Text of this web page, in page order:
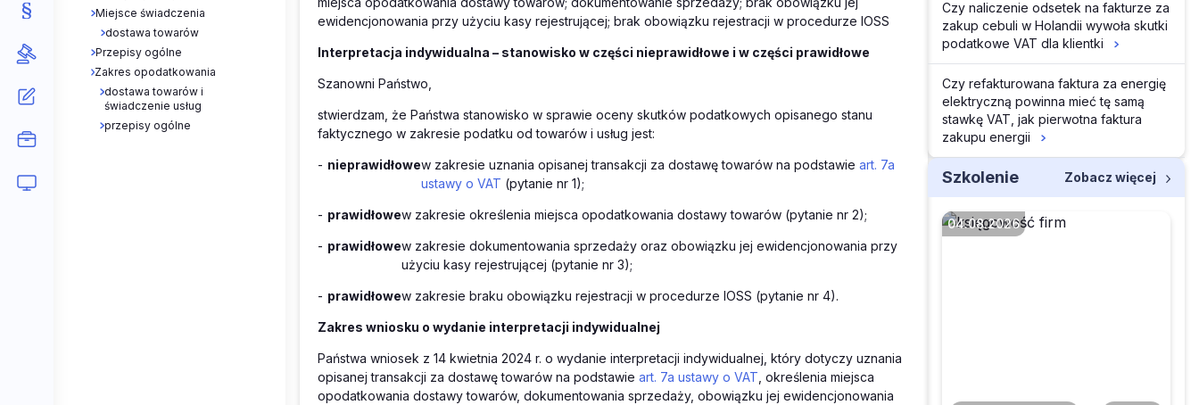
Miejsce świadczenia
dostawa towarów
Przepisy ogólne
Zakres opodatkowania
dostawa towarów i
świadczenie usług
przepisy ogólne
ewidencjonowania przy użyciu kasy rejestrującej; brak obowiązku rejestracji w procedurze IOSS
Interpretacja indywidualna – stanowisko w części nieprawidłowe i w części prawidłowe
Szanowni Państwo,
stwierdzam, że Państwa stanowisko w sprawie oceny skutków podatkowych opisanego stanu
faktycznego w zakresie podatku od towarów i usług jest:
- nieprawidłowew zakresie uznania opisanej transakcji za dostawę towarów na podstawie art. 7a
ustawy o VAT (pytanie nr 1);
- prawidłowew zakresie określenia miejsca opodatkowania dostawy towarów (pytanie nr 2);
- prawidłowew zakresie dokumentowania sprzedaży oraz obowiązku jej ewidencjonowania przy
użyciu kasy rejestrującej (pytanie nr 3);
- prawidłowew zakresie braku obowiązku rejestracji w procedurze IOSS (pytanie nr 4).
Zakres wniosku o wydanie interpretacji indywidualnej
Państwa wniosek z 14 kwietnia 2024 r. o wydanie interpretacji indywidualnej, który dotyczy uznania
opisanej transakcji za dostawę towarów na podstawie art. 7a ustawy o VAT , określenia miejsca
opodatkowania dostawy towarów, dokumentowania sprzedaży, obowiązku jej ewidencjonowania
Czy naliczenie odsetek na fakturze za
zakup cebuli w Holandii wywoła skutki
podatkowe VAT dla klientki
Czy refakturowana faktura za energię
elektryczną powinna mieć tę samą
stawkę VAT, jak pierwotna faktura
zakupu energii
Szkolenie Zobacz więcej
04.08.2026